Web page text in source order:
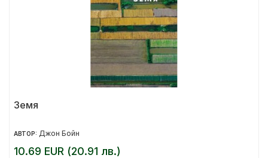
Земя
АВТОР: Джон Бойн
10.69 EUR (20.91 лв.)